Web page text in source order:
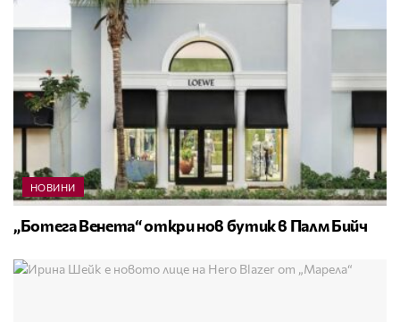
НОВИНИ
„Ботега Венета“ откри нов бутик в Палм Бийч